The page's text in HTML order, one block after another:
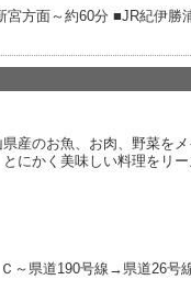
方面～約60分 ■JR紀伊勝
のお魚、お肉、野菜をメ
にかく美味しい料理をリ
～県道190号線→県道26号